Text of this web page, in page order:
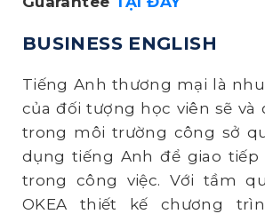
BUSINESS ENGLISH
Tiếng Anh thương mại là
của đối tượng học viên sẽ và
trong môi trường công sở
dụng tiếng Anh để giao tiếp
trong công việc. Với tầm
OKEA thiết kế chương